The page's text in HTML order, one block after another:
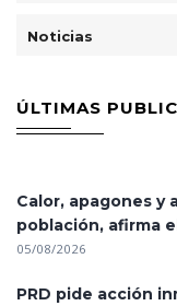
Noticias
ÚLTIMAS
Calor, apagones y
población, afirma
05/08/2026
PRD pide acción